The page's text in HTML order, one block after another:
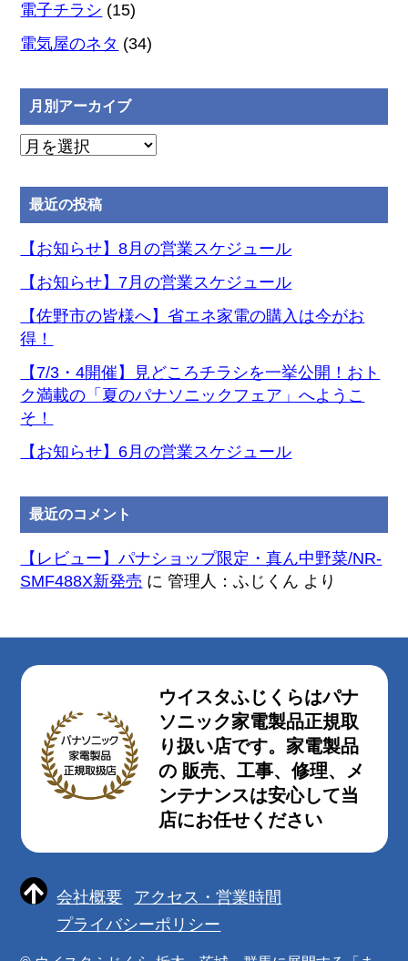
電子チラシ (15)
電気屋のネタ (34)
月別アーカイブ
月
ア
ー
カ
ブ
最近の投稿
【お知らせ】8月の営業スケジュール
【お知らせ】7月の営業スケジュール
【佐野市の皆様へ】省エネ家電の購入は今がお
得！
【7/3・4開催】見どころチラシを一挙公開！おト
ク満載の「夏のパナソニックフェア」へようこ
そ！
【お知らせ】6月の営業スケジュール
最近のコメント
【レビュー】パナショップ限定・真ん中野菜/NR-
SMF488X新発売 に管理人：ふじくん より
ウイスタふじくらはパナ
ソニック家電製品正規取
り扱い店です。家電製品
の 販売、工事、修理、メ
ンテナンスは安心して当
店にお任せください
会社概要
アクセス・営業時間
プライバシーポリシー